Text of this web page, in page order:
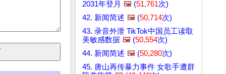
2031年登月 🖼️ (51,761次)
42. 新闻简述 🖼️ (50,714次)
43. 录音外泄 TikTok中国员工读取
美敏感数据 🖼️ (50,554次)
44. 新闻简述 🖼️ (50,280次)
45. 唐山再传暴力事件 女歌手遭群